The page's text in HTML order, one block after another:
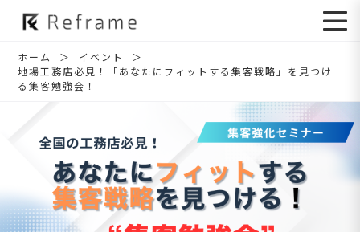
ホーム
イベント
地場工務店必見！「あなたにフィットする集客戦略」を見つけ
る集客勉強会！